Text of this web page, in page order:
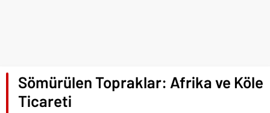
Sömürülen Topraklar: Afrika ve Köle
Ticareti